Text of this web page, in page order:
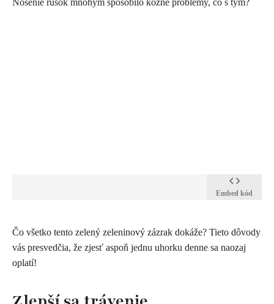
Embed kód
Čo všetko tento zelený zeleninový zázrak dokáže? Tieto dôvody
vás presvedčia, že zjesť aspoň jednu uhorku denne sa naozaj
oplatí!